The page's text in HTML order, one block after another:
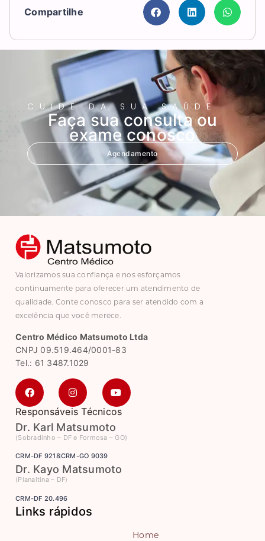
Compartilhe
CUIDE DA SUA SAÚDE
Faça sua consulta ou
exame conosco
Agendamento
Valorizamos sua confiança e nos esforçamos
continuamente para oferecer um atendimento de
qualidade. Conte conosco para ser atendido com a
excelência que você merece.
Centro Médico Matsumoto Ltda
CNPJ 09.519.464/0001-83
Tel.: 61 3487.1029
Responsáveis Técnicos
Dr. Karl Matsumoto
(Sobradinho – DF e Formosa – GO)
CRM-DF 9218CRM-GO 9039
Dr. Kayo Matsumoto
(Planaltina – DF)
CRM-DF 20.496
Links rápidos
Home